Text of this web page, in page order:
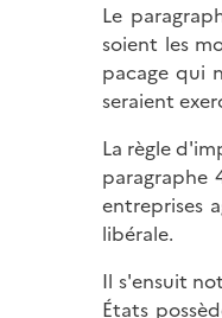
Le
soient les
pacage qui
seraient
La règle
paragraphe
entreprises
libérale.
Il s'ensuit
États